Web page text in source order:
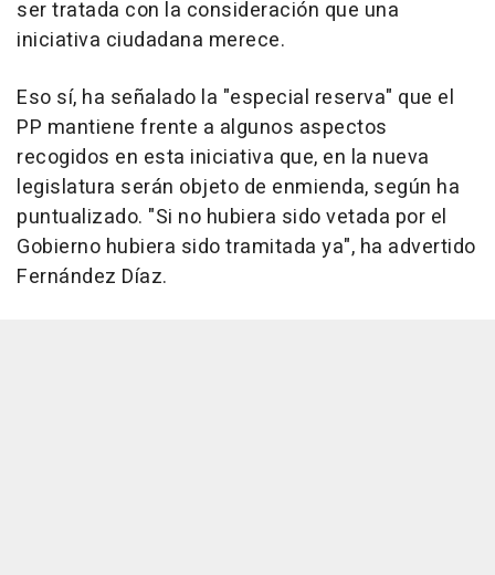
ser tratada con la consideración que una
iniciativa ciudadana merece.
Eso sí, ha señalado la "especial reserva" que el
PP mantiene frente a algunos aspectos
recogidos en esta iniciativa que, en la nueva
legislatura serán objeto de enmienda, según ha
puntualizado. "Si no hubiera sido vetada por el
Gobierno hubiera sido tramitada ya", ha advertido
Fernández Díaz.